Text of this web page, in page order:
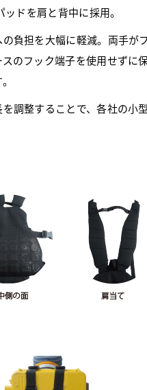
ッドを肩と背中に採用。
の負担を大幅に軽減。両手が
スのフック端子を使用せずに
を調整することで、各社の小